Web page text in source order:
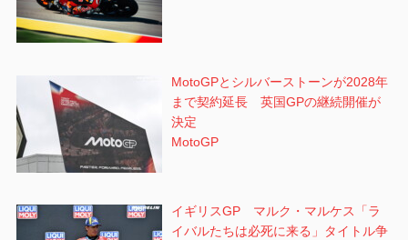
MotoGPとシルバーストーンが2028年
まで契約延長 英国GPの継続開催が
決定
MotoGP
イギリスGP マルク・マルケス「ラ
イバルたちは必死に来る」タイトル争